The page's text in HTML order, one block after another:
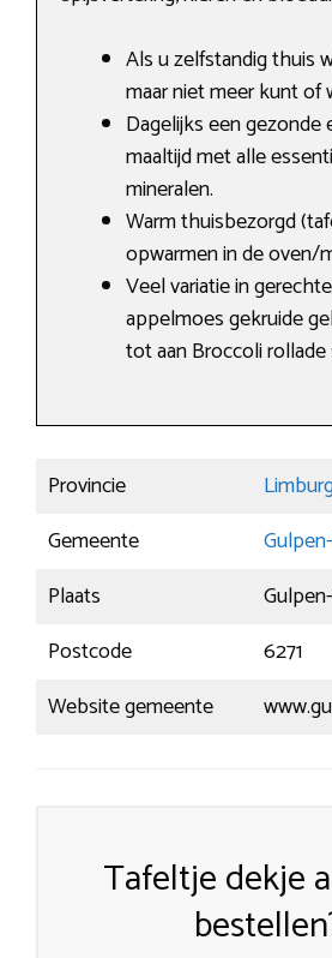
Als u zelfstandig thuis
maar niet meer kunt of
Dagelijks een gezonde
maaltijd met alle
mineralen.
Warm thuisbezorgd
opwarmen in de oven/
Veel variatie in
appelmoes gekruide
tot aan Broccoli
Provincie
Gemeente
Plaats
Postcode
6271
Website gemeente
Tafeltje dekje